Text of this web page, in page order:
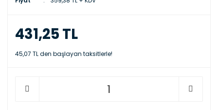
431,25 TL
45,07 TL den başlayan taksitlerle!